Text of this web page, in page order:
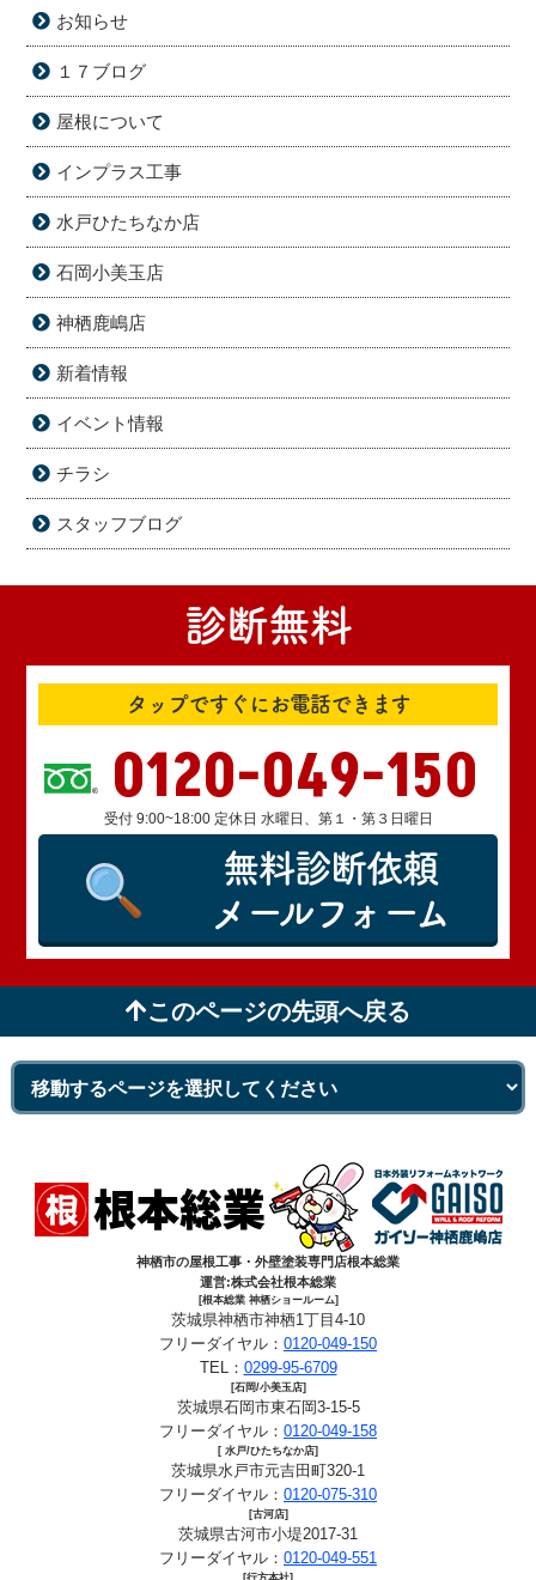
お知らせ
１７ブログ
屋根について
インプラス工事
水戸ひたちなか店
石岡小美玉店
神栖鹿嶋店
新着情報
イベント情報
チラシ
スタッフブログ
診断無料
タップですぐにお電話できます
0120-049-150
受付 9:00~18:00 定休日 水曜日、第１・第３日曜日
無料診断依頼
メールフォーム
このページの先頭へ戻る
神栖市の屋根工事・外壁塗装専門店根本総業
運営:株式会社根本総業
[根本総業 神栖ショールーム]
茨城県神栖市神栖1丁目4-10
フリーダイヤル： 0120-049-150
TEL： 0299-95-6709
[石岡/小美玉店]
茨城県石岡市東石岡3-15-5
フリーダイヤル： 0120-049-158
[ 水戸/ひたちなか店]
茨城県水戸市元吉田町320-1
フリーダイヤル： 0120-075-310
[古河店]
茨城県古河市小堤2017-31
フリーダイヤル： 0120-049-551
[行方本社]